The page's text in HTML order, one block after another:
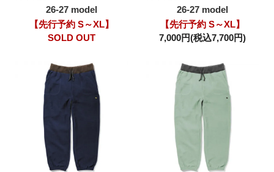
26-27 model
【先行予約 S～XL】
SOLD OUT
26-27 model
【先行予約 S～XL】
7,000円(税込7,700円)